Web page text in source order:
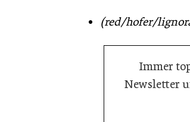
(red/hofer/
Immer
Newsletter